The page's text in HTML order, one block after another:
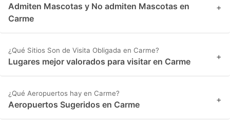
Admiten Mascotas y No admiten Mascotas en
Carme
+
¿Qué Sitios Son de Visita Obligada en Carme?
Lugares mejor valorados para visitar en Carme +
¿Qué Aeropuertos hay en Carme?
Aeropuertos Sugeridos en Carme +